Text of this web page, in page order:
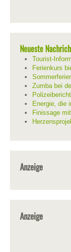
Neueste
Tourist-
Ferienkurs
Zumba bei
Energie, die
Finissage
Anzeige
Anzeige